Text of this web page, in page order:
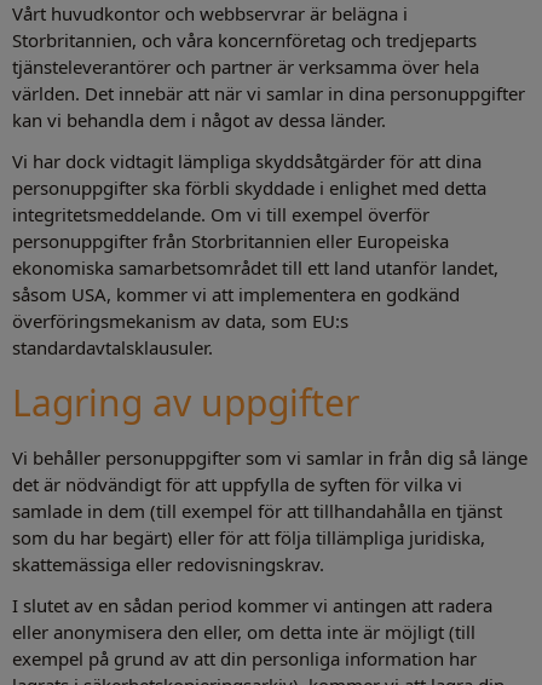
Vårt huvudkontor och webbservrar är belägna i
Storbritannien, och våra koncernföretag och tredjeparts
tjänsteleverantörer och partner är verksamma över hela
världen. Det innebär att när vi samlar in dina personuppgifter
kan vi behandla dem i något av dessa länder.
Vi har dock vidtagit lämpliga skyddsåtgärder för att dina
personuppgifter ska förbli skyddade i enlighet med detta
integritetsmeddelande. Om vi till exempel överför
personuppgifter från Storbritannien eller Europeiska
ekonomiska samarbetsområdet till ett land utanför landet,
såsom USA, kommer vi att implementera en godkänd
överföringsmekanism av data, som EU:s
standardavtalsklausuler.
Lagring av uppgifter
Vi behåller personuppgifter som vi samlar in från dig så länge
det är nödvändigt för att uppfylla de syften för vilka vi
samlade in dem (till exempel för att tillhandahålla en tjänst
som du har begärt) eller för att följa tillämpliga juridiska,
skattemässiga eller redovisningskrav.
I slutet av en sådan period kommer vi antingen att radera
eller anonymisera den eller, om detta inte är möjligt (till
exempel på grund av att din personliga information har